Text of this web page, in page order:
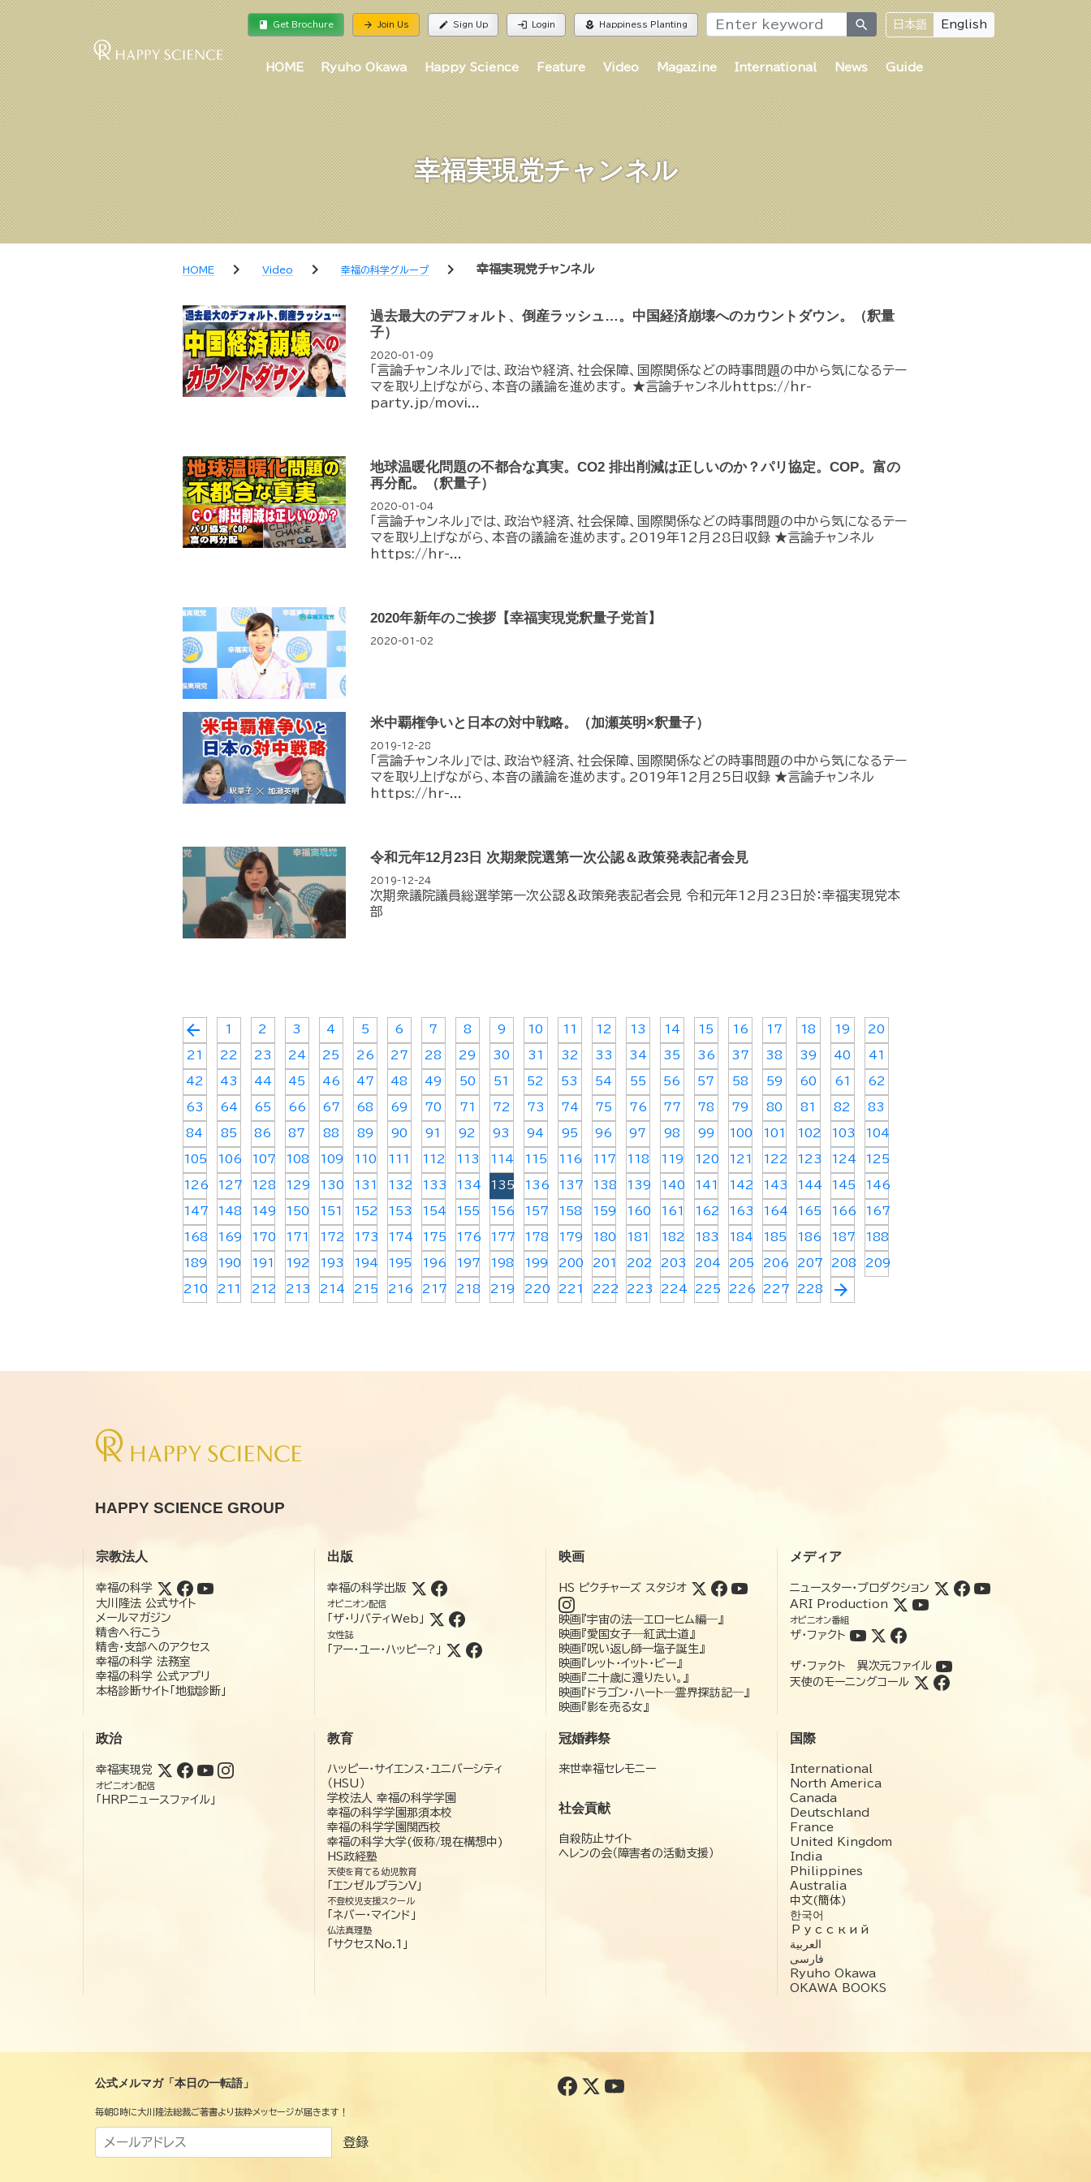
book Get Brochure arrow_forward Join Us edit Sign Up login Login local_florist Happiness Planting search 日本語 English
HOME Ryuho Okawa Happy Science Feature Video Magazine International News Guide
幸福実現党チャンネル
HOME chevron_right Video chevron_right 幸福の科学グループ chevron_right 幸福実現党チャンネル
過去最大のデフォルト、倒産ラッシュ…。中国経済崩壊へのカウントダウン。（釈量
子）
2020-01-09
「言論チャンネル」では、政治や経済、社会保障、国際関係などの時事問題の中から気になるテー
マを取り上げながら、本音の議論を進めます。 ★言論チャンネルhttps://hr-
party.jp/movi...
地球温暖化問題の不都合な真実。CO2 排出削減は正しいのか？パリ協定。COP。富の
再分配。（釈量子）
2020-01-04
「言論チャンネル」では、政治や経済、社会保障、国際関係などの時事問題の中から気になるテー
マを取り上げながら、本音の議論を進めます。2019年12月28日収録 ★言論チャンネル
https://hr-...
2020年新年のご挨拶【幸福実現党釈量子党首】
2020-01-02
米中覇権争いと日本の対中戦略。（加瀬英明×釈量子）
2019-12-28
「言論チャンネル」では、政治や経済、社会保障、国際関係などの時事問題の中から気になるテー
マを取り上げながら、本音の議論を進めます。2019年12月25日収録 ★言論チャンネル
https://hr-...
令和元年12月23日 次期衆院選第一次公認＆政策発表記者会見
2019-12-24
次期衆議院議員総選挙第一次公認＆政策発表記者会見 令和元年12月23日於：幸福実現党本
部
arrow_back 1 2 3 4 5 6 7 8 9 10 11 12 13 14 15 16 17 18 19 20
21 22 23 24 25 26 27 28 29 30 31 32 33 34 35 36 37 38 39 40 41
42 43 44 45 46 47 48 49 50 51 52 53 54 55 56 57 58 59 60 61 62
63 64 65 66 67 68 69 70 71 72 73 74 75 76 77 78 79 80 81 82 83
84 85 86 87 88 89 90 91 92 93 94 95 96 97 98 99 100 101 102 103 104
105 106 107 108 109 110 111 112 113 114 115 116 117 118 119 120 121 122 123 124 125
126 127 128 129 130 131 132 133 134 135 136 137 138 139 140 141 142 143 144 145 146
147 148 149 150 151 152 153 154 155 156 157 158 159 160 161 162 163 164 165 166 167
168 169 170 171 172 173 174 175 176 177 178 179 180 181 182 183 184 185 186 187 188
189 190 191 192 193 194 195 196 197 198 199 200 201 202 203 204 205 206 207 208 209
210 211 212 213 214 215 216 217 218 219 220 221 222 223 224 225 226 227 228 arrow_forward
HAPPY SCIENCE GROUP
宗教法人
幸福の科学
大川隆法 公式サイト
メールマガジン
精舎へ行こう
精舎・支部へのアクセス
幸福の科学 法務室
幸福の科学 公式アプリ
本格診断サイト「地獄診断」
出版
幸福の科学出版
オピニオン配信
「ザ・リバティWeb」
女性誌
「アー・ユー・ハッピー?」
映画
HS ピクチャーズ スタジオ
映画『宇宙の法―エローヒム編―』
映画『愛国女子―紅武士道』
映画『呪い返し師—塩子誕生』
映画『レット・イット・ビー』
映画『二十歳に還りたい。』
映画『ドラゴン・ハート―霊界探訪記―』
映画『影を売る女』
メディア
ニュースター・プロダクション
ARI Production
オピニオン番組
ザ・ファクト
ザ・ファクト 異次元ファイル
天使のモーニングコール
政治
幸福実現党
オピニオン配信
「HRPニュースファイル」
教育
ハッピー・サイエンス・ユニバーシティ
（HSU）
学校法人 幸福の科学学園
幸福の科学学園那須本校
幸福の科学学園関西校
幸福の科学大学(仮称/現在構想中)
HS政経塾
天使を育てる幼児教育
「エンゼルプランV」
不登校児支援スクール
「ネバー・マインド」
仏法真理塾
「サクセスNo.1」
冠婚葬祭
来世幸福セレモニー
社会貢献
自殺防止サイト
ヘレンの会（障害者の活動支援）
国際
International
North America
Canada
Deutschland
France
United Kingdom
India
Philippines
Australia
中文(簡体)
한국어
Русский
العربية‏
فارسی
Ryuho Okawa
OKAWA BOOKS
公式メルマガ「本日の一転語」
毎朝8時に大川隆法総裁ご著書より抜粋メッセージが届きます！
登録